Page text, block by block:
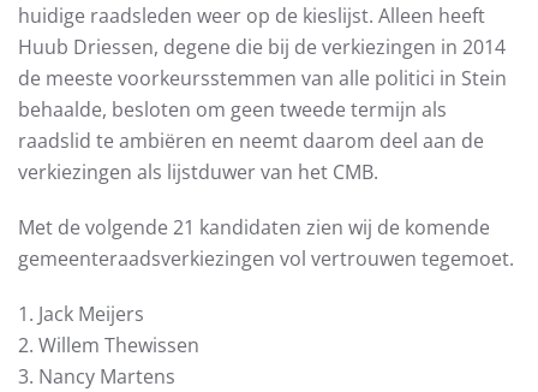
huidige raadsleden weer op de kieslijst. Alleen heeft
Huub Driessen, degene die bij de verkiezingen in 2014
de meeste voorkeursstemmen van alle politici in Stein
behaalde, besloten om geen tweede termijn als
raadslid te ambiëren en neemt daarom deel aan de
verkiezingen als lijstduwer van het CMB.
Met de volgende 21 kandidaten zien wij de komende
gemeenteraadsverkiezingen vol vertrouwen tegemoet.
1. Jack Meijers
2. Willem Thewissen
3. Nancy Martens